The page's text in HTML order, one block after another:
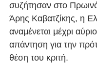
συζήτησαν στο
Άρης Καβατζίκης, η
αναμένεται μέχρι
απάντηση για την
θέση του κριτή.